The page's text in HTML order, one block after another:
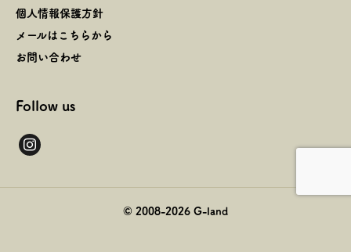
個人情報保護方針
メールはこちらから
お問い合わせ
Follow us
instagram
© 2008-2026 G-land